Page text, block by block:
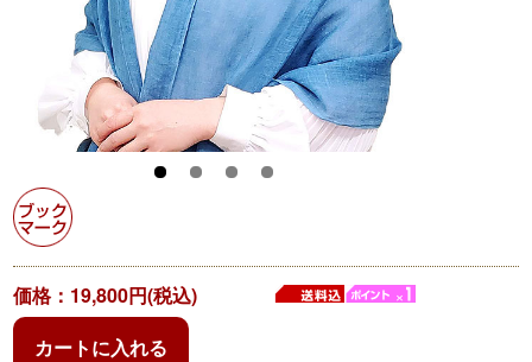
価格：19,800円(税込)
カートに入れる